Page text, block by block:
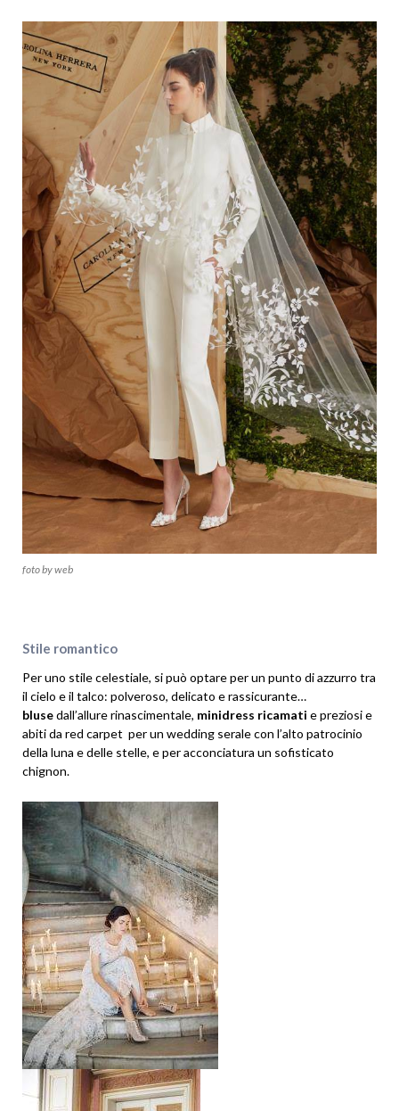
foto by web
Stile romantico
Per uno stile celestiale, si può optare per un punto di azzurro tra
il cielo e il talco: polveroso, delicato e rassicurante…
blusedall’allure rinascimentale, minidress ricamati e preziosi e
abiti da red carpet per un wedding serale con l’alto patrocinio
della luna e delle stelle, e per acconciatura un sofisticato
chignon.